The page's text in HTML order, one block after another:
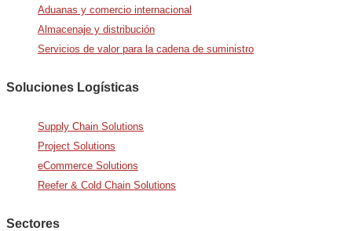
Aduanas y comercio internacional
Almacenaje y distribución
Servicios de valor para la cadena de suministro
Soluciones Logísticas
Supply Chain Solutions
Project Solutions
eCommerce Solutions
Reefer & Cold Chain Solutions
Sectores